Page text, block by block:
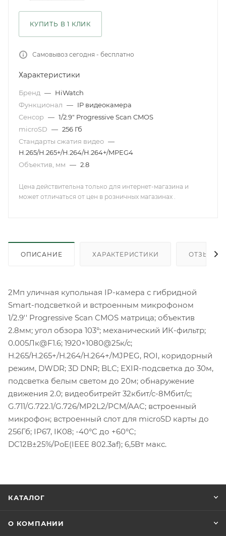
КУПИТЬ В 1 КЛИК
Самовывоз сегодня - бесплатно
Характеристики
Бренд — HiWatch
Функционал — IP видеокамера
Сенсор — 1/2.9" Progressive Scan CMOS
microSD — 256 Гб
Стандарты сжатия видео —
H.265/H.265+/H.264/H.264+/MPEG4
Объектив, мм — 2.8
Цена действительна только для интернет-магазина и
может отличаться от цен в розничных магазинах .
ОПИСАНИЕ ХАРАКТЕРИСТИКИ ОТЗЫВЫ
2Мп уличная купольная IP-камера с гибридной
Smart-подсветкой и встроенным микрофоном
1/2.9'' Progressive Scan CMOS матрица; объектив
2.8мм; угол обзора 103°; механический ИК-фильтр;
0.005Лк@F1.6; 1920×1080@25к/с;
H.265/H.265+/H.264/H.264+/MJPEG, ROI, коридорный
режим, DWDR; 3D DNR; BLC; EXIR-подсветка до 30м,
подсветка белым светом до 20м; обнаружение
движения 2.0; видеобитрейт 32кбит/с-8Мбит/с;
G.711/G.722.1/G.726/MP2L2/PCM/AAC; встроенный
микрофон; встроенный слот для microSD карты до
256Гб; IP67, IK08; -40°C до +60°C;
DC12В±25%/PoE(IEEE 802.3af); 6,5Вт макс.
КАТАЛОГ
О КОМПАНИИ